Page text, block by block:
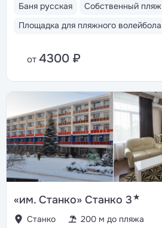
Баня русская
Собственный пляж
Площадка для пляжного волейбола
от 4300 ₽
«им. Станко» Станко 3★
Станко 200 м до пляжа